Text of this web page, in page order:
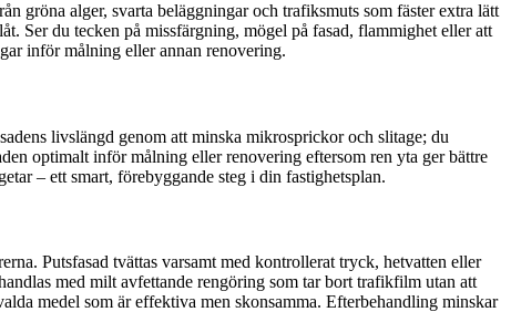
gröna alger, svarta beläggningar och trafiksmuts som fäster extra lätt
Ser du tecken på missfärgning, mögel på fasad, flammighet eller att
inför målning eller annan renovering.
livslängd genom att minska mikrosprickor och slitage; du
optimalt inför målning eller renovering eftersom ren yta ger bättre
– ett smart, förebyggande steg i din fastighetsplan.
Putsfasad tvättas varsamt med kontrollerat tryck, hetvatten eller
med milt avfettande rengöring som tar bort trafikfilm utan att
medel som är effektiva men skonsamma. Efterbehandling minskar